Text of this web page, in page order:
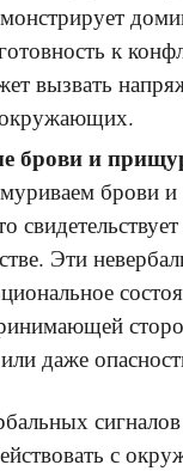
к
вызвать
брови и
брови
Эти
даже
с